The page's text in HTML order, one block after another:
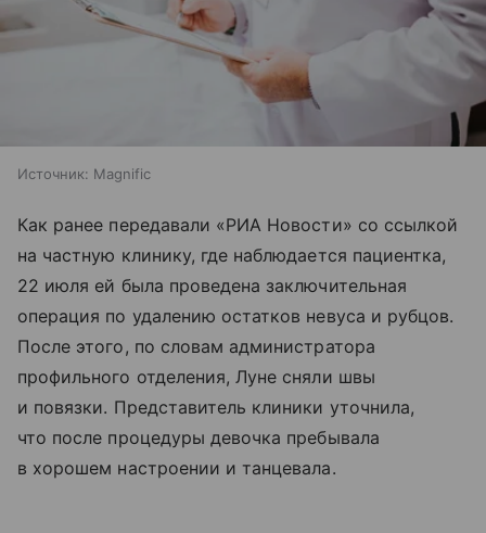
Источник: Magnific
Как ранее передавали «РИА Новости» со ссылкой
на частную клинику, где наблюдается пациентка,
22 июля ей была проведена заключительная
операция по удалению остатков невуса и рубцов.
После этого, по словам администратора
профильного отделения, Луне сняли швы
и повязки. Представитель клиники уточнила,
что после процедуры девочка пребывала
в хорошем настроении и танцевала.